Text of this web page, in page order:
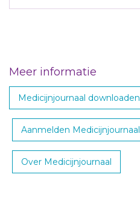
Meer informatie
Medicijnjournaal downloaden
Aanmelden
Over Medicijnjournaal